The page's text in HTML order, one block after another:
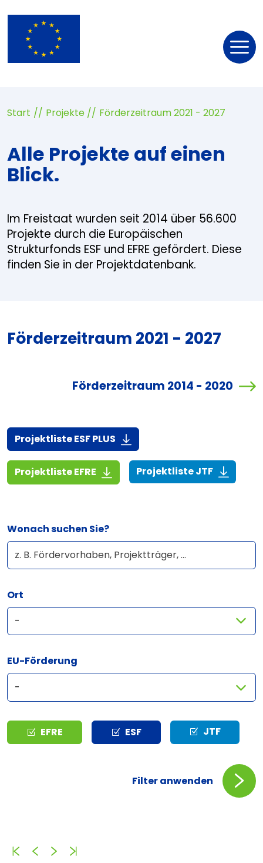
Start Projekte Förderzeitraum 2021 - 2027
Alle Projekte auf einen
Blick.
Im Freistaat wurden seit 2014 über 56.600
Projekte durch die Europäischen
Strukturfonds ESF und EFRE gefördert. Diese
finden Sie in der Projektdatenbank.
Förderzeitraum 2021 - 2027
Förderzeitraum 2014 - 2020
Projektliste ESF PLUS (916,7 KiB)
Projektliste EFRE (1,4 MiB)Projektliste JTF(268,6
Wonach suchen Sie?
Ort
EU-Förderung
Typ EFRE ESF JTF
Filter anwenden
AnfangZurückVorwärts